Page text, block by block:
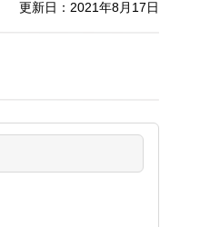
更新日：2021年8月17日